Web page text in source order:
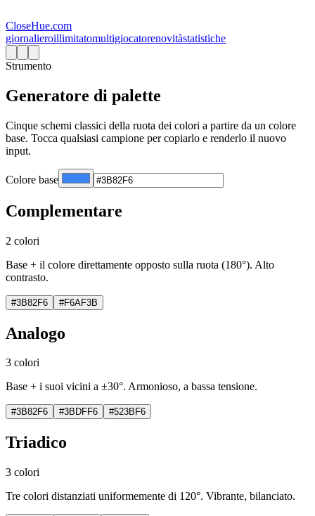
CloseHue.com
giornalieroillimitatomultigiocatorenovitàstatistiche
Strumento
Generatore di palette
Cinque schemi classici della ruota dei colori a partire da un colore
base. Tocca qualsiasi campione per copiarlo e renderlo il nuovo
input.
Colore base
Complementare
2 colori
Base + il colore direttamente opposto sulla ruota (180°). Alto
contrasto.
#3B82F6 #F6AF3B
Analogo
3 colori
Base + i suoi vicini a ±30°. Armonioso, a bassa tensione.
#3B82F6 #3BDFF6 #523BF6
Triadico
3 colori
Tre colori distanziati uniformemente di 120°. Vibrante, bilanciato.